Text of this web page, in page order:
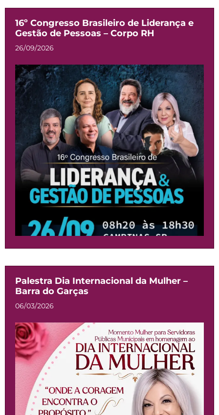
16º Congresso Brasileiro de Liderança e
Gestão de Pessoas – Corpo RH
26/09/2026
Palestra Dia Internacional da Mulher –
Barra do Garças
06/03/2026